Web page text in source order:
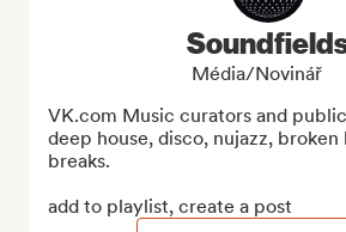
Média/novinář
VK.com Music curators and
deep house, disco, nujazz,
breaks.
add to playlist, create a post